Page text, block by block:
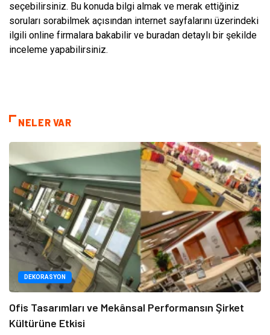
seçebilirsiniz. Bu konuda bilgi almak ve merak ettiğiniz
soruları sorabilmek açısından internet sayfalarını üzerindeki
ilgili online firmalara bakabilir ve buradan detaylı bir şekilde
inceleme yapabilirsiniz.
NELER VAR
DEKORASYON
Ofis Tasarımları ve Mekânsal Performansın Şirket
Kültürüne Etkisi